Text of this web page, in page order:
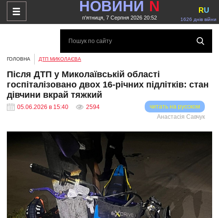
НОВИНИ N
п'ятниця, 7 Серпня 2026 20:52 1626 днів війни
RU
ГОЛОВНА ДТП МИКОЛАЄВА
Після ДТП у Миколаївській області
госпіталізовано двох 16-річних підлітків: стан
дівчини вкрай тяжкий
05.06.2026 в 15:40 2594
читать на русском
Анастасія Савчук